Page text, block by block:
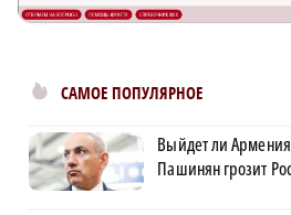
САМОЕ ПОПУЛЯРНОЕ
Выйдет ли
Пашинян грозит